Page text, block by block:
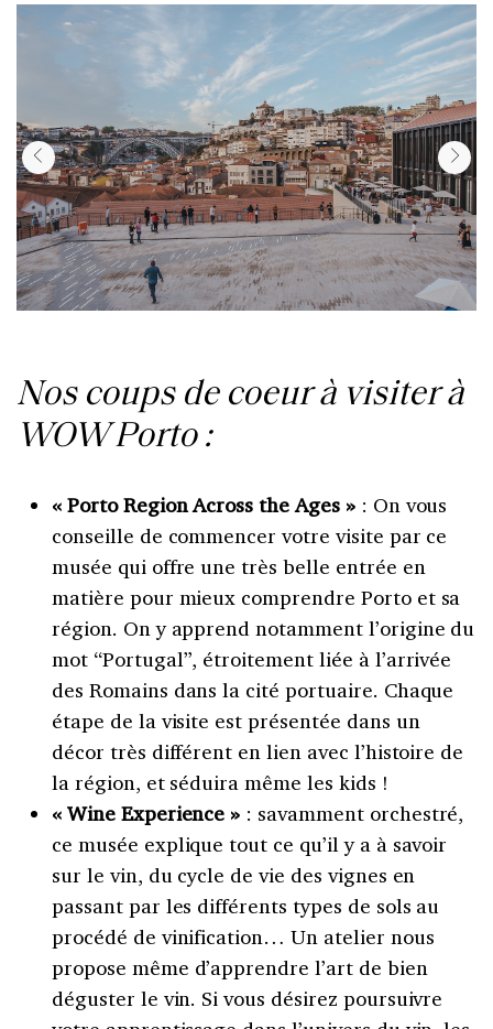
Nos coups de coeur à visiter à
WOW Porto :
« Porto Region Across the Ages »: On vous
conseille de commencer votre visite par ce
musée qui offre une très belle entrée en
matière pour mieux comprendre Porto et sa
région. On y apprend notamment l’origine du
mot “Portugal”, étroitement liée à l’arrivée
des Romains dans la cité portuaire. Chaque
étape de la visite est présentée dans un
décor très différent en lien avec l’histoire de
la région, et séduira même les kids !
« Wine Experience » : savamment orchestré,
ce musée explique tout ce qu’il y a à savoir
sur le vin, du cycle de vie des vignes en
passant par les différents types de sols au
procédé de vinification… Un atelier nous
propose même d’apprendre l’art de bien
déguster le vin. Si vous désirez poursuivre